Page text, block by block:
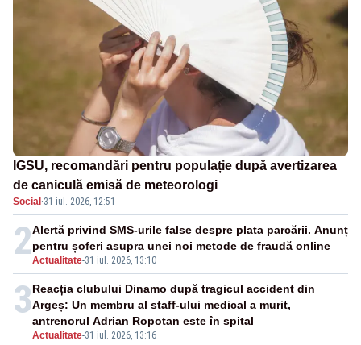
IGSU, recomandări pentru populație după avertizarea
de caniculă emisă de meteorologi
Social ·31 iul. 2026, 12:51
2Actualitate-31 iul. 2026, 13:10
Alertă privind SMS-urile false despre plata parcării. Anunț
pentru șoferi asupra unei noi metode de fraudă online
3
Actualitate-31 iul. 2026, 13:16
Reacția clubului Dinamo după tragicul accident din
Argeș: Un membru al staff-ului medical a murit,
antrenorul Adrian Ropotan este în spital